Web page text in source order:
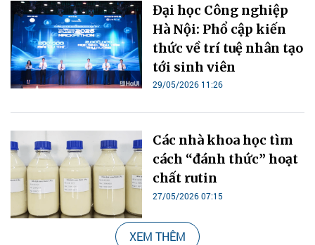
Đại học Công nghiệp
Hà Nội: Phổ cập kiến
thức về trí tuệ nhân tạo
tới sinh viên
29/05/2026 11:26
Các nhà khoa học tìm
cách “đánh thức” hoạt
chất rutin
27/05/2026 07:15
XEM THÊM